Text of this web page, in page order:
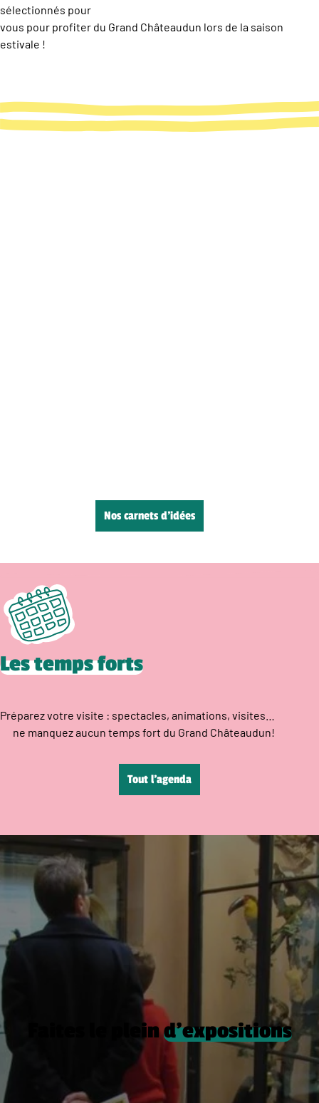
sélectionnés pour
vous pour profiter du Grand Châteaudun lors de la saison
estivale !
Nos carnets d’idées
Les temps forts
Préparez votre visite : spectacles, animations, visites…
ne manquez aucun temps fort du Grand Châteaudun!
Tout l’agenda
Faites le pleind’expositions